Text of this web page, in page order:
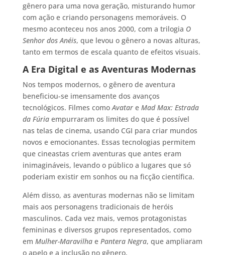
gênero para uma nova geração, misturando humor
com ação e criando personagens memoráveis. O
mesmo aconteceu nos anos 2000, com a trilogia O
Senhor dos Anéis, que levou o gênero a novas alturas,
tanto em termos de escala quanto de efeitos visuais.
A Era Digital e as Aventuras Modernas
Nos tempos modernos, o gênero de aventura
beneficiou-se imensamente dos avanços
tecnológicos. Filmes comoAvatare Mad Max: Estrada
da Fúriaempurraram os limites do que é possível
nas telas de cinema, usando CGI para criar mundos
novos e emocionantes. Essas tecnologias permitem
que cineastas criem aventuras que antes eram
inimagináveis, levando o público a lugares que só
poderiam existir em sonhos ou na ficção científica.
Além disso, as aventuras modernas não se limitam
mais aos personagens tradicionais de heróis
masculinos. Cada vez mais, vemos protagonistas
femininas e diversos grupos representados, como
em Mulher-Maravilhae Pantera Negra, que ampliaram
o apelo e a inclusão no gênero.